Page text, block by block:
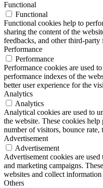
Functional
Functional
Functional cookies help to
sharing the content of the
feedbacks, and other third-party
Performance
Performance
Performance cookies are used
performance indexes of the
better user experience for the
Analytics
Analytics
Analytical cookies are used to
the website. These cookies
number of visitors, bounce rate,
Advertisement
Advertisement
Advertisement cookies are
and marketing campaigns.
websites and collect
Others